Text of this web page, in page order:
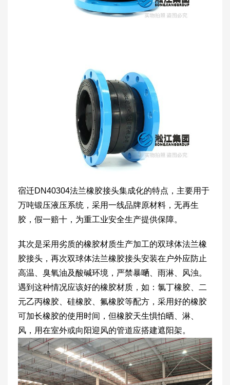
宿迁DN40304法兰橡胶接头集成化的特点，主要用于
万吨锻压液压系统，采用一线品牌原材料，无再生
胶，假一赔十，为重工业安全生产提供保障。
其次是采用劣质的橡胶材质生产加工的双球体法兰橡
胶接头，再次双球体法兰橡胶接头安装在户外应防止
高温、臭氧油及酸碱环境，严禁暴嗮、雨淋、风浊。
遇到这种情况应该好的橡胶材质，如：氯丁橡胶、二
元乙丙橡胶、硅橡胶、氟橡胶等配方，采用好的橡胶
可加长橡胶的使用时间，但橡胶天生惧怕晒、淋、
风，用在室外或向阳迎风的管道应搭建遮阳架。